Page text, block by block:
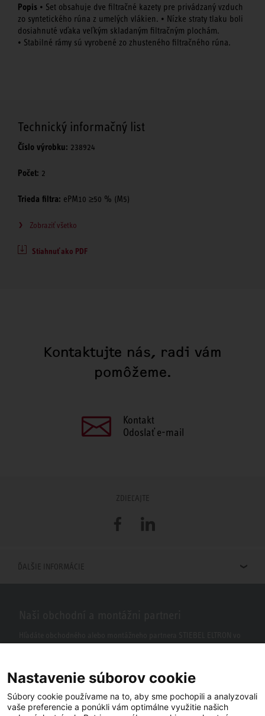
Popis • Set obsahuje dve filtračné kazety pre privádzaný vzduch
zo syntetického rúna z umelých vlákien. • Nízke straty tlaku boli
dosiahnuté vďaka veľkým skladaným filtračným plochám.
• Stabilné rámy sú vyrobené zo zhusteného filtračného rúna.
Technický informačný list
Číslo výrobku: 238924
Počet: 2
Trieda filtra: ePM10 ≥50 % (M5)
Zobraziť všetko
Stiahnuť ako PDF
Kontaktujte nás, radi vám
pomôžeme.
Kontakt
Odoslať e-mail
ZDIEĽAJTE
FacebookLinkedIn
ĎALŠIE INFORMÁCIE
Nastavenie súborov cookie
Súbory cookie používame na to, aby sme pochopili a analyzovali
vaše preferencie a ponúkli vám optimálne využitie našich